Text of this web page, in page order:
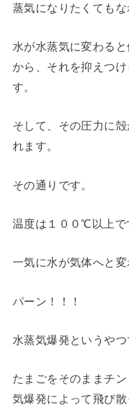
蒸気になりたくてもな
水が水蒸気に変わる
から、それを抑えつ
す。
そして、その圧力に
れます。
その通りです。
温度は１００℃以上で
一気に水が気体へと変
パーン！！！
水蒸気爆発というやつ
たまごをそのままチ
気爆発によって飛び散